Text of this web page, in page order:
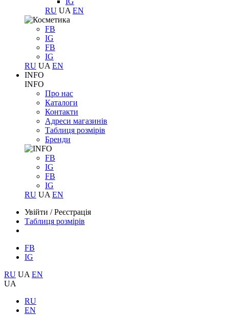
RU UA EN
FB
IG
FB
IG
RU UA EN
INFO
INFO
Про нас
Каталоги
Контакти
Адреси магазинів
Таблиця розмірів
Бренди
FB
IG
FB
IG
RU UA EN
Увійти /Реєстрація
Таблиця розмірів
FB
IG
RU UA EN
UA
RU
EN